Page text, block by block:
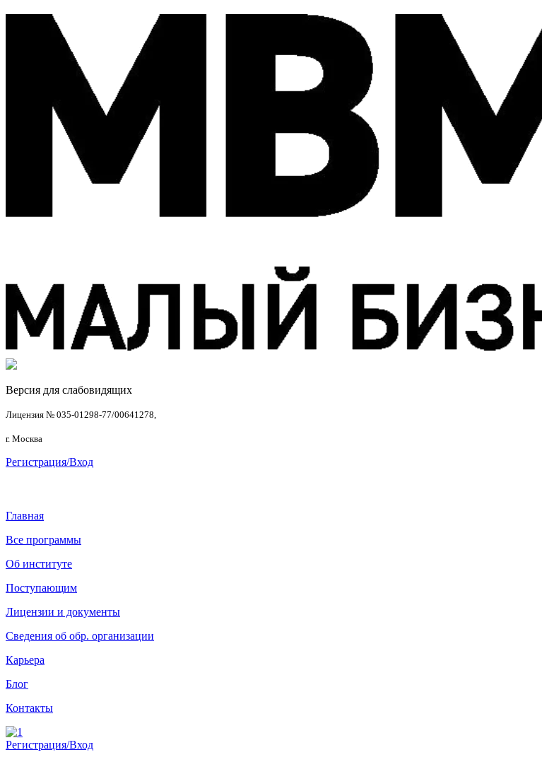
Версия для слабовидящих
Лицензия № 035-01298-77/00641278,
г. Москва
Регистрация/Вход
Главная
Все программы
Об институте
Поступающим
Лицензии и документы
Сведения об обр. организации
Карьера
Блог
Контакты
Регистрация/Вход